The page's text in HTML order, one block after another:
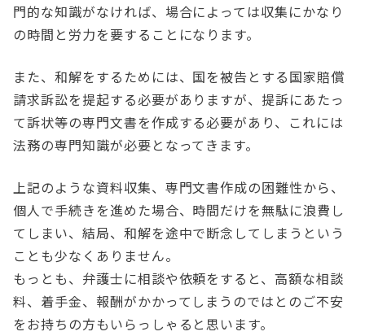
門的な知識がなければ、場合によっては収集にかなり
の時間と労力を要することになります。
また、和解をするためには、国を被告とする国家賠償
請求訴訟を提起する必要がありますが、提訴にあたっ
て訴状等の専門文書を作成する必要があり、これには
法務の専門知識が必要となってきます。
上記のような資料収集、専門文書作成の困難性から、
個人で手続きを進めた場合、時間だけを無駄に浪費し
てしまい、結局、和解を途中で断念してしまうという
ことも少なくありません。
もっとも、弁護士に相談や依頼をすると、高額な相談
料、着手金、報酬がかかってしまうのではとのご不安
をお持ちの方もいらっしゃると思います。